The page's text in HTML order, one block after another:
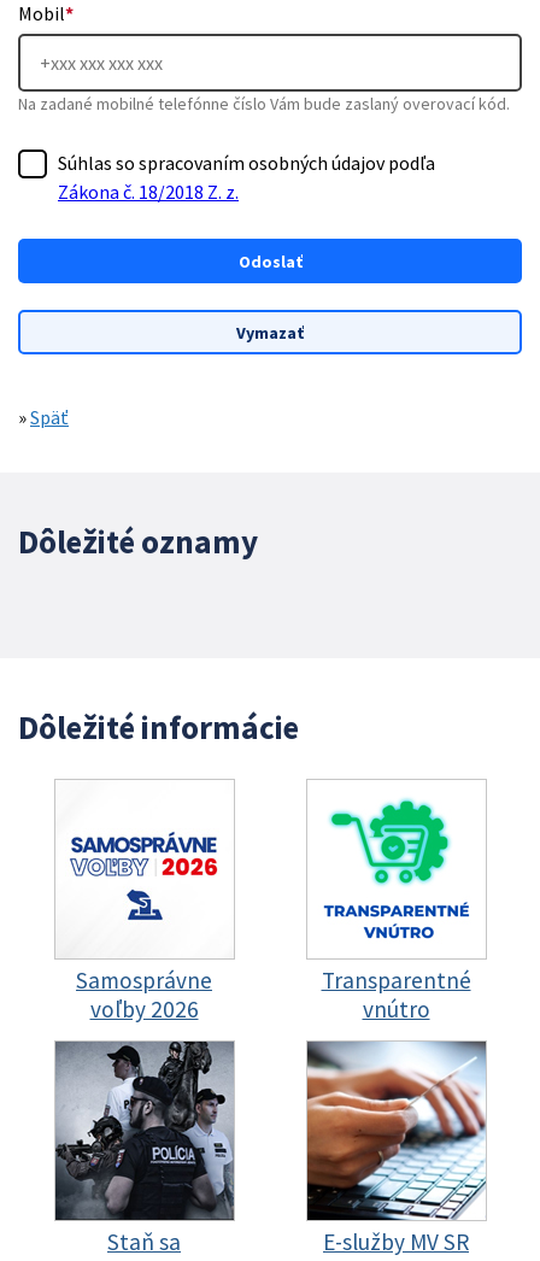
Mobil*
Na zadané mobilné telefónne číslo Vám bude zaslaný overovací kód.
Súhlas so spracovaním osobných údajov podľa
Zákona č. 18/2018 Z. z.
»Späť
Dôležité oznamy
Dôležité informácie
Samosprávne
voľby 2026
Transparentné
vnútro
Staň sa
E-služby MV SR